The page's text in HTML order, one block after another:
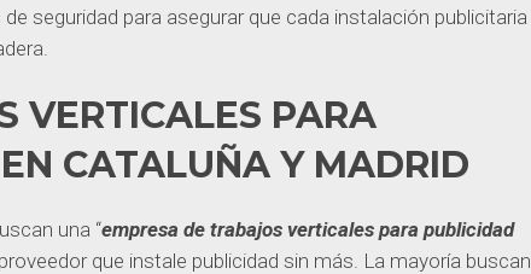
seguridad para asegurar que cada instalación publicitaria
VERTICALES PARA
CATALUÑA Y MADRID
una “empresa de trabajos verticales para publicidad
que instale publicidad sin más. La mayoría buscan